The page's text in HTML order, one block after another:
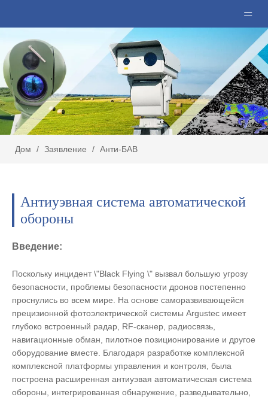
Дом / Заявление / Анти-БАВ
Антиуэвная система автоматической
обороны
Введение:
Поскольку инцидент \"Black Flying \" вызвал большую угрозу
безопасности, проблемы безопасности дронов постепенно
проснулись во всем мире. На основе саморазвивающейся
прецизионной фотоэлектрической системы Argustec имеет
глубоко встроенный радар, RF-сканер, радиосвязь,
навигационные обман, пилотное позиционирование и другое
оборудование вместе. Благодаря разработке комплексной
комплексной платформы управления и контроля, была
построена расширенная антиуэвая автоматическая система
обороны, интегрированная обнаружение, разведывательно,